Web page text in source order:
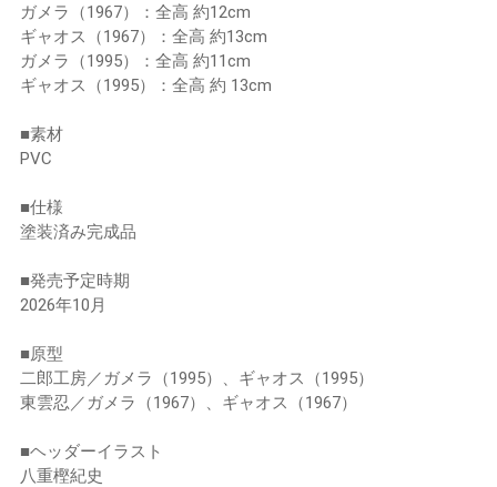
ガメラ（1967）：全高 約12cm
ギャオス（1967）：全高 約13cm
ガメラ（1995）：全高 約11cm
ギャオス（1995）：全高 約 13cm
■素材
PVC
■仕様
塗装済み完成品
■発売予定時期
2026年10月
■原型
二郎工房／ガメラ（1995）、ギャオス（1995）
東雲忍／ガメラ（1967）、ギャオス（1967）
■ヘッダーイラスト
八重樫紀史